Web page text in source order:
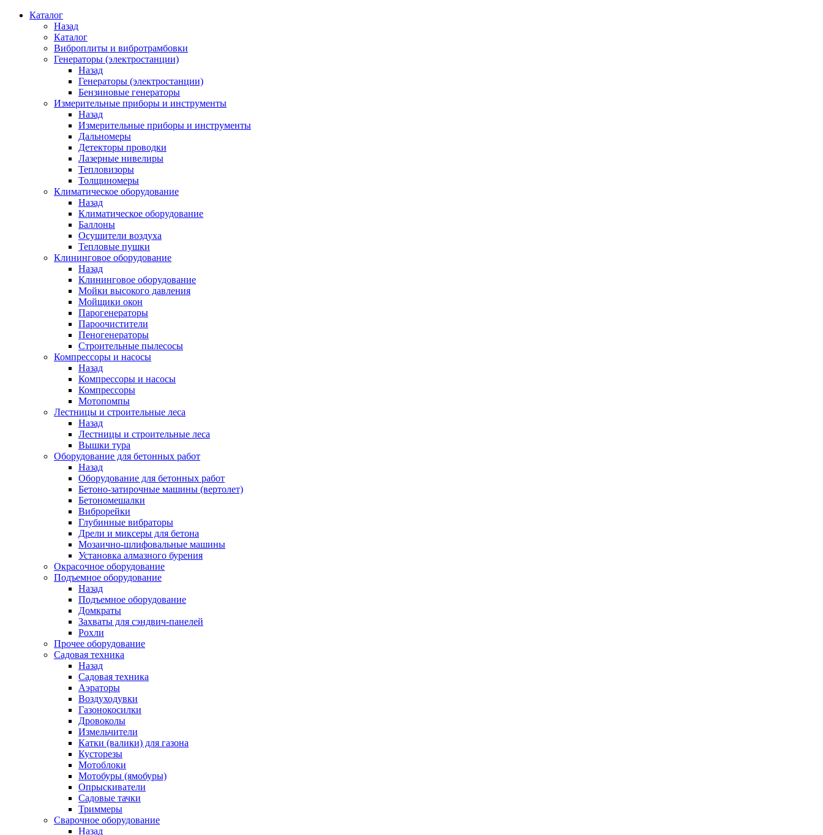
Каталог
Назад
Каталог
Виброплиты и вибротрамбовки
Генераторы (электростанции)
Назад
Генераторы (электростанции)
Бензиновые генераторы
Измерительные приборы и инструменты
Назад
Измерительные приборы и инструменты
Дальномеры
Детекторы проводки
Лазерные нивелиры
Тепловизоры
Толщиномеры
Климатическое оборудование
Назад
Климатическое оборудование
Баллоны
Осушители воздуха
Тепловые пушки
Клининговое оборудование
Назад
Клининговое оборудование
Мойки высокого давления
Мойщики окон
Парогенераторы
Пароочистители
Пеногенераторы
Строительные пылесосы
Компрессоры и насосы
Назад
Компрессоры и насосы
Компрессоры
Мотопомпы
Лестницы и строительные леса
Назад
Лестницы и строительные леса
Вышки тура
Оборудование для бетонных работ
Назад
Оборудование для бетонных работ
Бетоно-затирочные машины (вертолет)
Бетономешалки
Виброрейки
Глубинные вибраторы
Дрели и миксеры для бетона
Мозаично-шлифовальные машины
Установка алмазного бурения
Окрасочное оборудование
Подъемное оборудование
Назад
Подъемное оборудование
Домкраты
Захваты для сэндвич-панелей
Рохли
Прочее оборудование
Садовая техника
Назад
Садовая техника
Аэраторы
Воздуходувки
Газонокосилки
Дровоколы
Измельчители
Катки (валики) для газона
Кусторезы
Мотоблоки
Мотобуры (ямобуры)
Опрыскиватели
Садовые тачки
Триммеры
Сварочное оборудование
Назад